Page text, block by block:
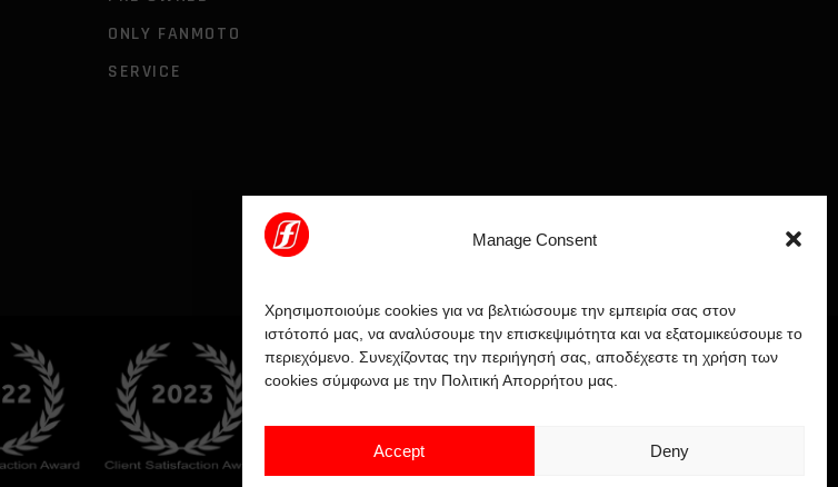
Manage Consent
Χρησιμοποιούμε cookies για να βελτιώσουμε την εμπειρία σας στον
ιστότοπό μας, να αναλύσουμε την επισκεψιμότητα και να εξατομικεύσουμε το
περιεχόμενο. Συνεχίζοντας την περιήγησή σας, αποδέχεστε τη χρήση των
cookies σύμφωνα με την Πολιτική Απορρήτου μας.
Accept Deny
ONLY FANMOTO
SERVICE